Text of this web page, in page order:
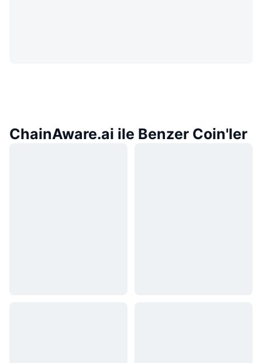
ChainAware.ai ile Benzer Coin'ler